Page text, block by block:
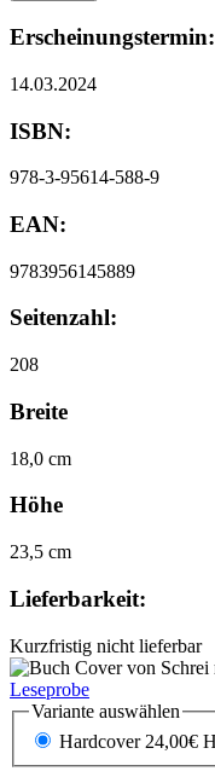
Erscheinungstermin:
14.03.2024
ISBN:
978-3-95614-588-9
EAN:
9783956145889
Seitenzahl:
208
Breite
18,0 cm
Höhe
23,5 cm
Lieferbarkeit:
Kurzfristig nicht lieferbar
Leseprobe
Variante auswählen
Hardcover 24,00€